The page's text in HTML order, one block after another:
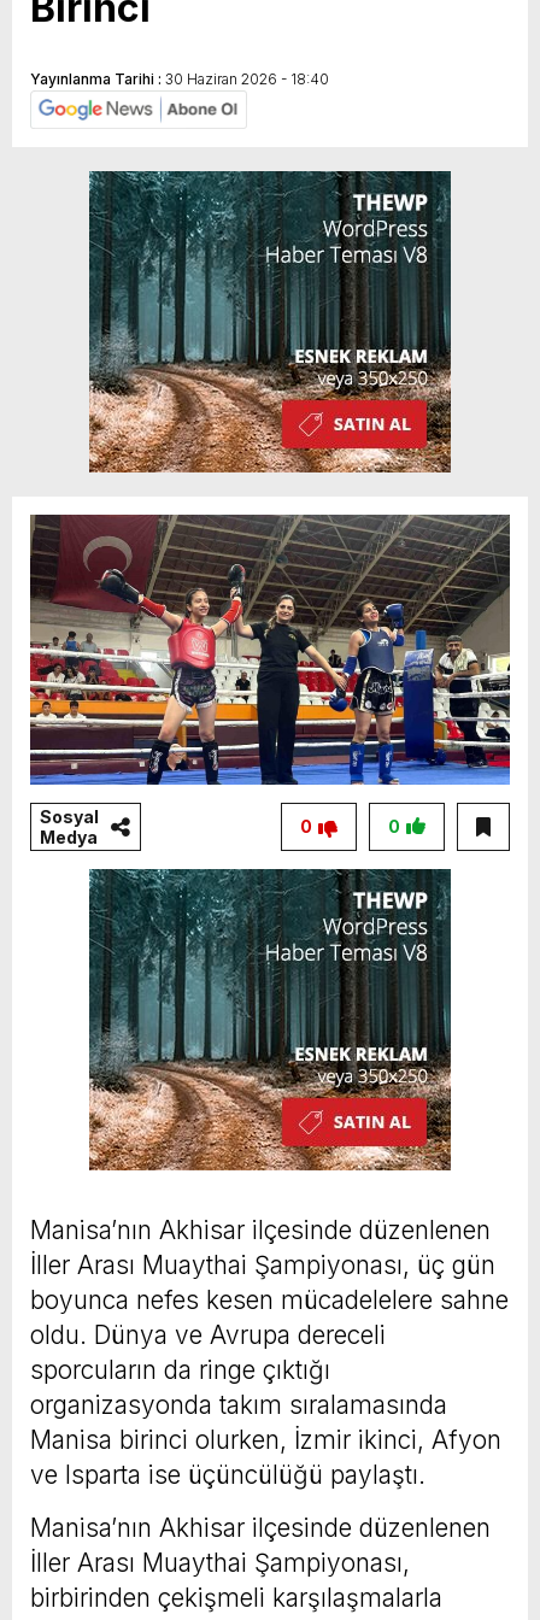
Yayınlanma Tarihi : 30 Haziran 2026 - 18:40
Sosyal
Medya
0
0
Manisa’nın Akhisar ilçesinde düzenlenen
İller Arası Muaythai Şampiyonası, üç gün
boyunca nefes kesen mücadelelere sahne
oldu. Dünya ve Avrupa dereceli
sporcuların da ringe çıktığı
organizasyonda takım sıralamasında
Manisa birinci olurken, İzmir ikinci, Afyon
ve Isparta ise üçüncülüğü paylaştı.
Manisa’nın Akhisar ilçesinde düzenlenen
İller Arası Muaythai Şampiyonası,
birbirinden çekişmeli karşılaşmalarla